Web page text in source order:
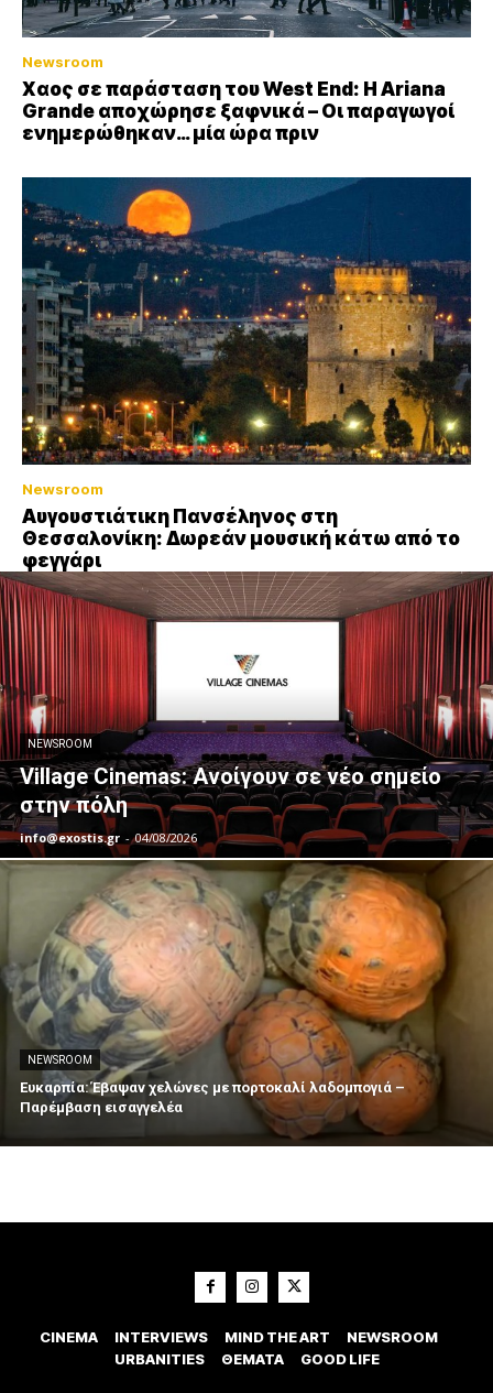
Newsroom
Xαος σε παράσταση του West End: Η Αriana
Grande αποχώρησε ξαφνικά – Οι παραγωγοί
ενημερώθηκαν… μία ώρα πριν
Newsroom
Αυγουστιάτικη Πανσέληνος στη
Θεσσαλονίκη: Δωρεάν μουσική κάτω από το
φεγγάρι
NEWSROOM
Village Cinemas: Ανοίγουν σε νέο σημείο
στην πόλη
info@exostis.gr - 04/08/2026
NEWSROOM
Ευκαρπία: Έβαψαν χελώνες με πορτοκαλί λαδομπογιά –
Παρέμβαση εισαγγελέα
CINEMA INTERVIEWS MIND THE ART
NEWSROOM
URBANITIES
ΘΕΜΑΤΑ GOOD LIFE